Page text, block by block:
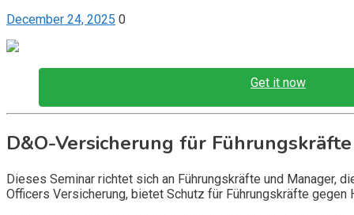
December 24, 2025 0
Get it now
D&O-Versicherung für
Dieses Seminar richtet sich an Führungskräfte und Manager,
Officers Versicherung, bietet Schutz für Führungskräfte